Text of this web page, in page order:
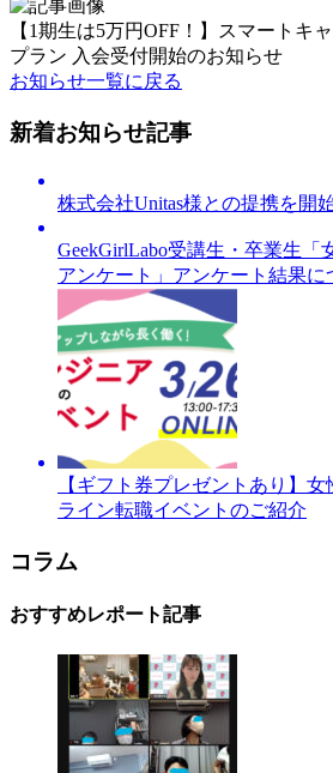
【1期生は5万円OFF！】スマートキ
プラン 入会受付開始のお知らせ
お知らせ一覧に戻る
新着お知らせ記事
株式会社Unitas様との提携を開
GeekGirlLabo受講生・卒業生「
アンケート」アンケート結果に
【ギフト券プレゼントあり】
ライン転職イベントのご紹介
コラム
おすすめレポート記事